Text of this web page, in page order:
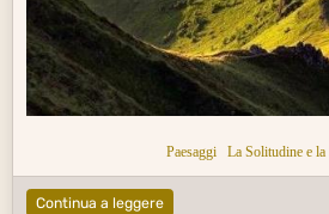
Paesaggi La Solitudine e la
Continua a leggere